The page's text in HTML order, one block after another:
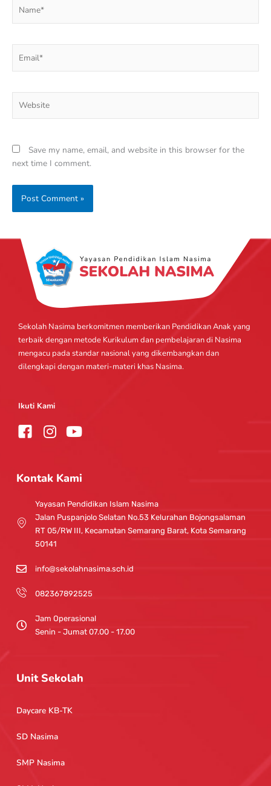
Save my name, email, and website in this browser for the
next time I comment.
Sekolah Nasima berkomitmen memberikan Pendidikan Anak yang
terbaik dengan metode Kurikulum dan pembelajaran di Nasima
mengacu pada standar nasional yang dikembangkan dan
dilengkapi dengan materi-materi khas Nasima.
Ikuti Kami
I
t
a
g
r
a
m
Y
t
u
b
e
Kontak Kami
Yayasan Pendidikan Islam Nasima
Jalan Puspanjolo Selatan No.53 Kelurahan Bojongsalaman
RT 05/RW III, Kecamatan Semarang Barat, Kota Semarang
50141
info@sekolahnasima.sch.id
082367892525
Jam Operasional
Senin - Jumat 07.00 - 17.00
Unit Sekolah
Daycare KB-TK
SD Nasima
SMP Nasima